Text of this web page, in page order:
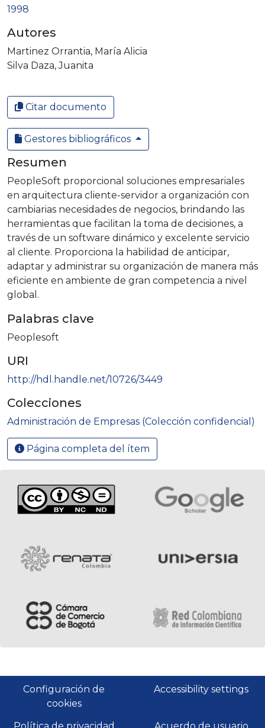
1998
Autores
Martinez Orrantia, María Alicia
Silva Daza, Juanita
Citar documento
Gestores bibliográficos
Resumen
PeopleSoft proporcional soluciones empresariales
en arquitectura cliente-servidor a organización con
cambiarias necesidades de negocios, brindando las
herramientas que facilitan la toma de decisiones, a
través de un software dinámico y excelente servicio
al cliente. Proporciona la habilidad de anticipar,
adaptar y administrar su organización de manera más
eficiente en ambiente de gran competencia a nivel
global.
Palabras clave
Peoplesoft
URI
http://hdl.handle.net/10726/3449
Colecciones
Administración de Empresas (Colección confidencial)
Página completa del ítem
Configuración de
cookies
Accessibility settings